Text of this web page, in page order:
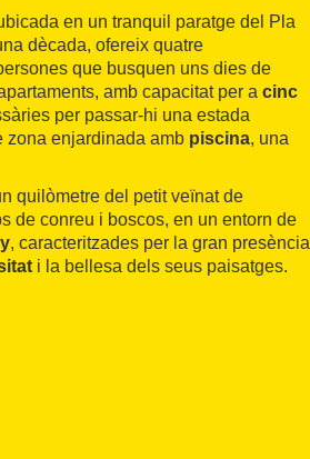
en un tranquil paratge del Pla
dècada, ofereix quatre
que busquen uns dies de
amb capacitat per a cinc
per passar-hi una estada
zona enjardinada amb piscina, una
quilòmetre del petit veïnat de
de conreu i boscos, en un entorn de
, caracteritzades per la gran presència
i la bellesa dels seus paisatges.